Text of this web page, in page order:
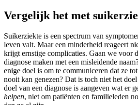
Vergelijk het met
Suikerziekte is een spectrum van
leven valt. Maar een minderheid reageert
krijgt ernstige complicaties. Gaan we voor
diagnose maken met een misleidende
enige doel is om te communiceren dat ze
nooit kan genezen? Dat is toch niet het
doel van een diagnose is aangeven wat er
helpen, niet om patiënten en familieleden